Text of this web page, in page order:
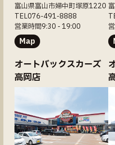
富山県富山市婦中町塚原1220
TEL076-491-8888
営業時間9:30 - 19:00
Map
オートバックスカーズ
高岡店